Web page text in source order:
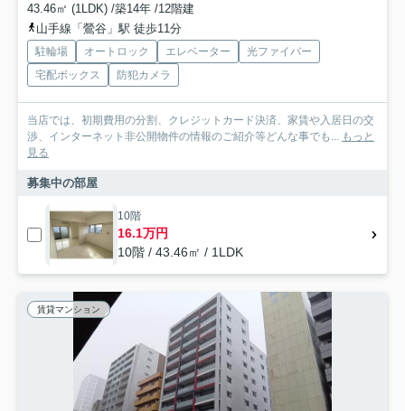
43.46㎡ (1LDK) /築14年 /12階建
山手線「鶯谷」駅 徒歩11分
駐輪場 オートロック エレベーター
光ファイバー
宅配ボックス
防犯カメラ
当店では、初期費用の分割、クレジットカード決済、家賃や入居日の交
渉、インターネット非公開物件の情報のご紹介等どんな事でも... もっと
見る
募集中の部屋
10階
16.1万円
10階 / 43.46㎡ / 1LDK
賃貸マンション